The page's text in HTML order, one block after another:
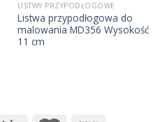
LISTWY PRZYPODŁOGOWE
Listwa przypodłogowa do
malowania MD356 Wysokość
11 cm